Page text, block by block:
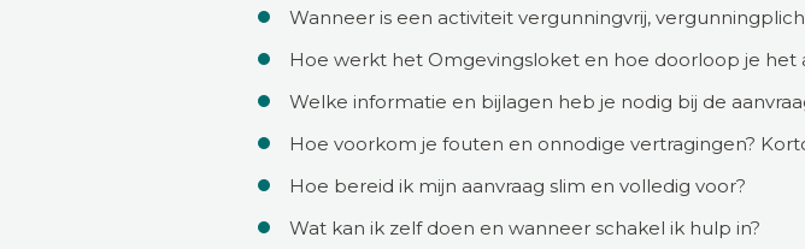
Wanneer is een activiteit vergunningvrij,
Hoe werkt het Omgevingsloket en hoe doorloop je het
Welke informatie en bijlagen heb je nodig bij de
Hoe voorkom je fouten en onnodige vertragingen?
Hoe bereid ik mijn aanvraag slim en volledig voor?
Wat kan ik zelf doen en wanneer schakel ik hulp in?